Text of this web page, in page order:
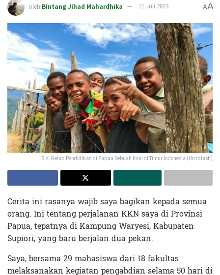
oleh Bintang Jihad Mahardhika 11 Juli 2023 AA
Sisi Gelap Pendidikan di Papua Sebuah Ironi di Timur Indonesia (Unsplash)
Cerita ini rasanya wajib saya bagikan kepada semua
orang. Ini tentang perjalanan KKN saya di Provinsi
Papua, tepatnya di Kampung Waryesi, Kabupaten
Supiori, yang baru berjalan dua pekan.
Saya, bersama 29 mahasiswa dari 18 fakultas
melaksanakan kegiatan pengabdian selama 50 hari di